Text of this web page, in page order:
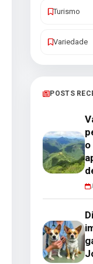
Turismo
Variedade
POSTS